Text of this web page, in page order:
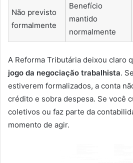
Não previsto
formalmente
Benefício
mantido
normalmente
A Reforma Tributária deixou claro
jogo da negociação trabalhista.
estiverem formalizados, a conta
crédito e sobra despesa. Se você
coletivos ou faz parte da
momento de agir.